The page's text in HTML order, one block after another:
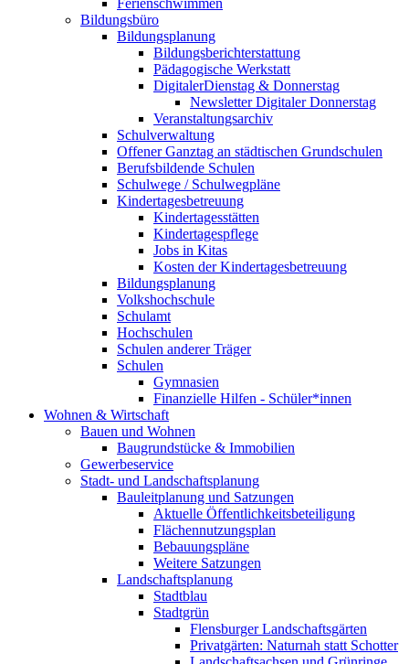
Ferienschwimmen
Bildungsbüro
Bildungsplanung
Bildungsberichterstattung
Pädagogische Werkstatt
DigitalerDienstag & Donnerstag
Newsletter Digitaler Donnerstag
Veranstaltungsarchiv
Schulverwaltung
Offener Ganztag an städtischen Grundschulen
Berufsbildende Schulen
Schulwege / Schulwegpläne
Kindertagesbetreuung
Kindertagesstätten
Kindertagespflege
Jobs in Kitas
Kosten der Kindertagesbetreuung
Bildungsplanung
Volkshochschule
Schulamt
Hochschulen
Schulen anderer Träger
Schulen
Gymnasien
Finanzielle Hilfen - Schüler*innen
Wohnen & Wirtschaft
Bauen und Wohnen
Baugrundstücke & Immobilien
Gewerbeservice
Stadt- und Landschaftsplanung
Bauleitplanung und Satzungen
Aktuelle Öffentlichkeitsbeteiligung
Flächennutzungsplan
Bebauungspläne
Weitere Satzungen
Landschaftsplanung
Stadtblau
Stadtgrün
Flensburger Landschaftsgärten
Privatgärten: Naturnah statt Schotter